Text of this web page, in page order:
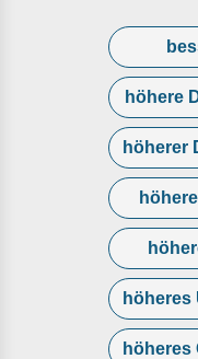
höhere
höherer
höheres
höheres